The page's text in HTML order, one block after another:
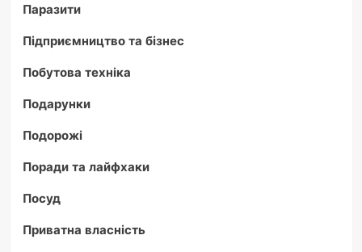
Паразити
Підприємництво та бізнес
Побутова техніка
Подарунки
Подорожі
Поради та лайфхаки
Посуд
Приватна власність